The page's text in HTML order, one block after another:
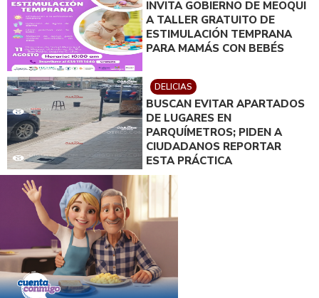
INVITA GOBIERNO DE MEOQUI
A TALLER GRATUITO DE
ESTIMULACIÓN TEMPRANA
PARA MAMÁS CON BEBÉS
DELICIAS
BUSCAN EVITAR APARTADOS
DE LUGARES EN
PARQUÍMETROS; PIDEN A
CIUDADANOS REPORTAR
ESTA PRÁCTICA